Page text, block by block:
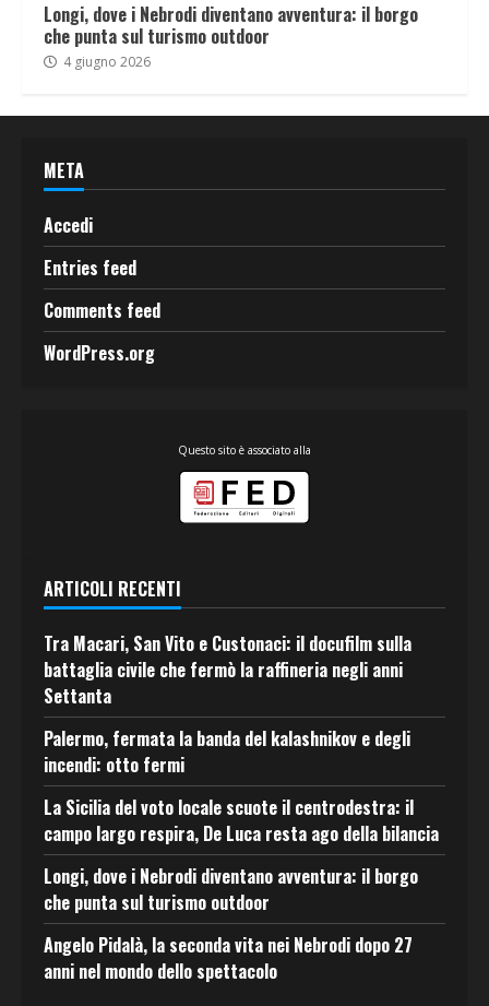
Longi, dove i Nebrodi diventano avventura: il borgo
che punta sul turismo outdoor
4 giugno 2026
META
Accedi
Entries feed
Comments feed
WordPress.org
Questo sito è associato alla
ARTICOLI RECENTI
Tra Macari, San Vito e Custonaci: il docufilm sulla
battaglia civile che fermò la raffineria negli anni
Settanta
Palermo, fermata la banda del kalashnikov e degli
incendi: otto fermi
La Sicilia del voto locale scuote il centrodestra: il
campo largo respira, De Luca resta ago della bilancia
Longi, dove i Nebrodi diventano avventura: il borgo
che punta sul turismo outdoor
Angelo Pidalà, la seconda vita nei Nebrodi dopo 27
anni nel mondo dello spettacolo